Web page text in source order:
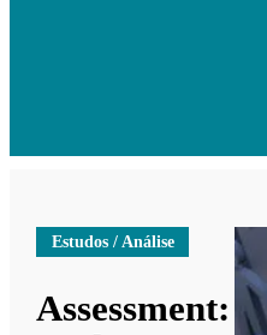
Estudos / Análise
Assessment: